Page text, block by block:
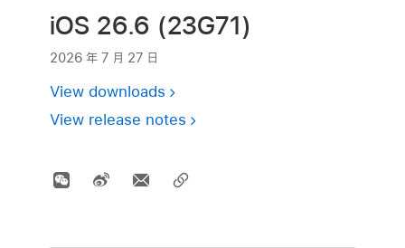
iOS 26.6 (23G71)
2026 年 7 月 27 日
View downloads
View release notes